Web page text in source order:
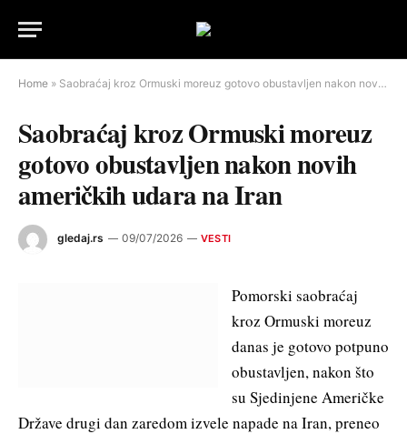
Home » Saobraćaj kroz Ormuski moreuz gotovo obustavljen nakon novih američkih udara na Iran
Saobraćaj kroz Ormuski moreuz
gotovo obustavljen nakon novih
američkih udara na Iran
gledaj.rs 09/07/2026 VESTI
Pomorski saobraćaj
kroz Ormuski moreuz
danas je gotovo potpuno
obustavljen, nakon što
su Sjedinjene Američke
Države drugi dan zaredom izvele napade na Iran, preneo